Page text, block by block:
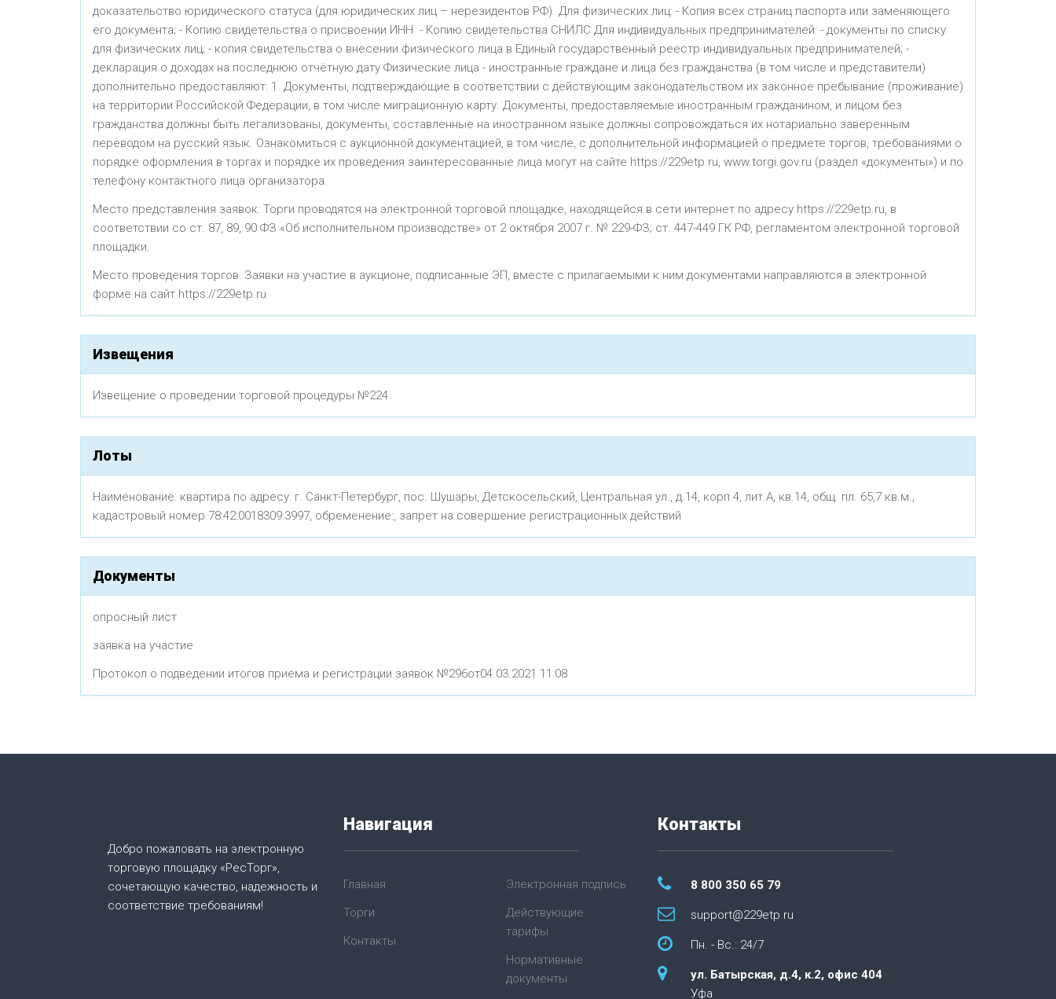
доказательство юридического статуса (для юридических лиц – нерезидентов РФ). Для физических лиц: - Копия всех страниц паспорта или заменяющего
его документа; - Копию свидетельства о присвоении ИНН. - Копию свидетельства СНИЛС Для индивидуальных предпринимателей: - документы по списку
для физических лиц; - копия свидетельства о внесении физического лица в Единый государственный реестр индивидуальных предпринимателей; -
декларация о доходах на последнюю отчётную дату Физические лица - иностранные граждане и лица без гражданства (в том числе и представители)
дополнительно предоставляют: 1. Документы, подтверждающие в соответствии с действующим законодательством их законное пребывание (проживание)
на территории Российской Федерации, в том числе миграционную карту. Документы, предоставляемые иностранным гражданином, и лицом без
гражданства должны быть легализованы, документы, составленные на иностранном языке должны сопровождаться их нотариально заверенным
переводом на русский язык. Ознакомиться с аукционной документацией, в том числе, с дополнительной информацией о предмете торгов, требованиями о
порядке оформления в торгах и порядке их проведения заинтересованные лица могут на сайте https://229etp.ru, www.torgi.gov.ru (раздел «документы») и по
телефону контактного лица организатора.
Место представления заявок: Торги проводятся на электронной торговой площадке, находящейся в сети интернет по адресу https://229etp.ru, в
соответствии со ст. 87, 89, 90 ФЗ «Об исполнительном производстве» от 2 октября 2007 г. № 229-ФЗ; ст. 447-449 ГК РФ, регламентом электронной торговой
площадки.
Место проведения торгов: Заявки на участие в аукционе, подписанные ЭП, вместе с прилагаемыми к ним документами направляются в электронной
форме на сайт https://229etp.ru
Извещения
Извещение о проведении торговой процедуры №224
Лоты
Наименование: квартира по адресу: г. Санкт-Петербург, пос. Шушары, Детскосельский, Центральная ул., д.14, корп.4, лит.А, кв.14, общ. пл. 65,7 кв.м.,
кадастровый номер 78:42:0018309:3997, обременение:, запрет на совершение регистрационных действий
Документы
опросный лист
заявка на участие
Протокол о подведении итогов приема и регистрации заявок №296от04.03.2021 11:08
Добро пожаловать на электронную
торговую площадку «РесТорг»,
сочетающую качество, надежность и
соответствие требованиям!
Навигация
Главная
Торги
Контакты
Электронная подпись
Действующие
тарифы
Нормативные
документы
Контакты
8 800 350 65 79
support@229etp.ru
Пн. - Вс.: 24/7
ул. Батырская, д.4, к.2, офис 404
Уфа